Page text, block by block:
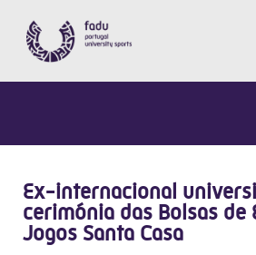
Ex-internacional
cerimónia das Bolsas de
Jogos Santa Casa